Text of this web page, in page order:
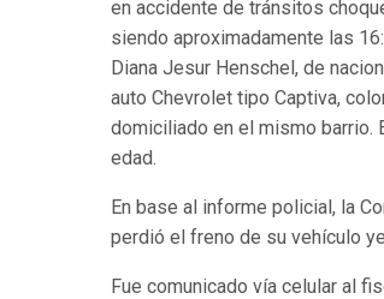
en accidente de tránsitos
siendo aproximadamente las
Diana Jesur Henschel, de
auto Chevrolet tipo Captiva,
domiciliado en el mismo barrio.
edad.
En base al informe policial, la
perdió el freno de su vehículo
Fue comunicado vía celular al